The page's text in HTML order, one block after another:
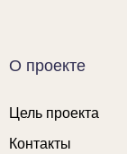
О проекте
Цель проекта
Контакты